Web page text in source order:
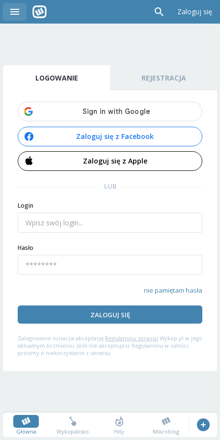
Zaloguj się
LOGOWANIE REJESTRACJA
Zaloguj się z Facebook
Zaloguj się z Apple
LUB
Login
Hasło
nie pamiętam hasła
ZALOGUJ SIĘ
Zalogowanie oznacza akceptację Regulaminu serwisu Wykop.pl w jego
aktualnym brzmieniu. Jeśli nie akceptujesz Regulaminu w całości,
prosimy o niekorzystanie z serwisu.
Główna Wykopalisko Hity Mikroblog